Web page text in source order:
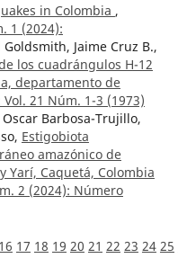
in Colombia ,
1 (2024):
Jaime Cruz B.,
los cuadrángulos H-12
departamento de
21 Núm. 1-3 (1973)
Barbosa-Trujillo,
Estigobiota
amazónico de
Yarí, Caquetá, Colombia
2 (2024): Número
16 17 18 19 20 21 22 23 24 25